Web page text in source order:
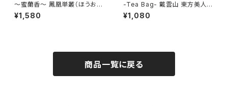
～蜜蘭香～ 鳳凰単叢（ほうおう
たんそう） 30g - Mi Lan Xian
g - 中国茶 烏龍茶 単叢 広東省
¥1,580
-Tea Bag- 戴雲山 東方美人 2
g×18包入り - Oriental Beaut
y Tea Bag - 中国茶 烏龍茶 福
¥1,080
商品一覧に戻る